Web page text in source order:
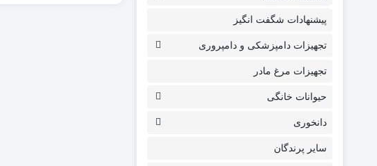
پیشنهادات شگفت انگیز
تجهیزات دامپزشکی و دامپروری
تجهیزات مرغ مادر
حیوانات خانگی
دانخوری
سایر پرندگان